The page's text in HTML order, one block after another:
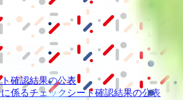
確認結果の公表
係るチェックシート確認結果の公表